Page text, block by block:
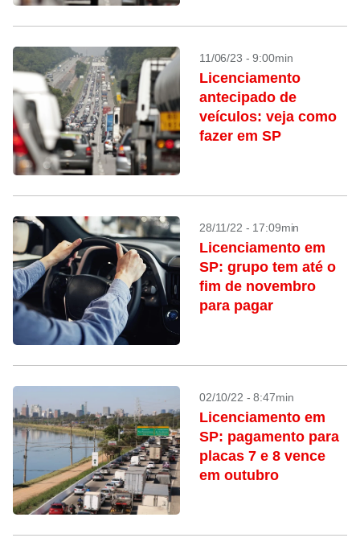
11/06/23 - 9:00min
Licenciamento
antecipado de
veículos: veja como
fazer em SP
28/11/22 - 17:09min
Licenciamento em
SP: grupo tem até o
fim de novembro
para pagar
02/10/22 - 8:47min
Licenciamento em
SP: pagamento para
placas 7 e 8 vence
em outubro